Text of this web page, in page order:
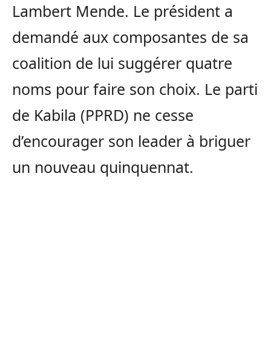
Lambert Mende. Le président a
demandé aux composantes de sa
coalition de lui suggérer quatre
noms pour faire son choix. Le parti
de Kabila (PPRD) ne cesse
d’encourager son leader à briguer
un nouveau quinquennat.